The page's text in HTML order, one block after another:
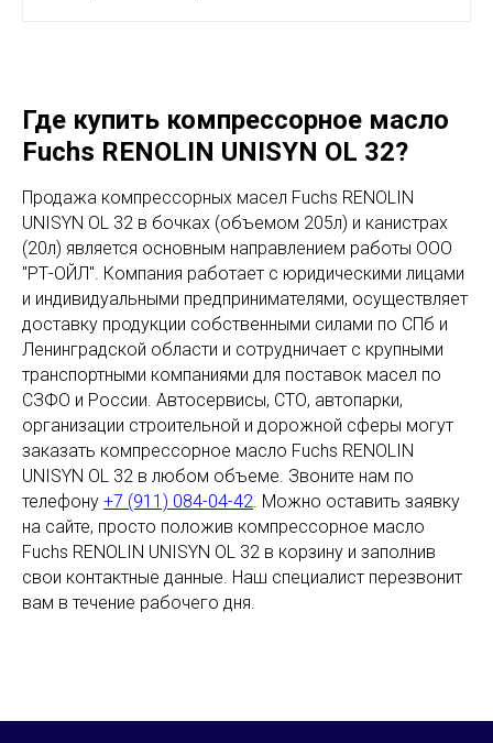
Где купить компрессорное масло
Fuchs RENOLIN UNISYN OL 32?
Продажа компрессорных масел Fuchs RENOLIN
UNISYN OL 32 в бочках (объемом 205л) и канистрах
(20л) является основным направлением работы ООО
"РТ-ОЙЛ". Компания работает с юридическими лицами
и индивидуальными предпринимателями, осуществляет
доставку продукции собственными силами по СПб и
Ленинградской области и сотрудничает с крупными
транспортными компаниями для поставок масел по
СЗФО и России. Автосервисы, СТО, автопарки,
организации строительной и дорожной сферы могут
заказать компрессорное масло Fuchs RENOLIN
UNISYN OL 32 в любом объеме. Звоните нам по
телефону +7 (911) 084-04-42. Можно оставить заявку
на сайте, просто положив компрессорное масло
Fuchs RENOLIN UNISYN OL 32 в корзину и заполнив
свои контактные данные. Наш специалист перезвонит
вам в течение рабочего дня.